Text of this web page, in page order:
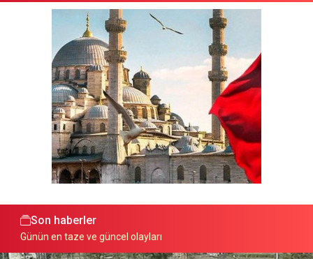
Son haberler
Günün en taze ve güncel olayları